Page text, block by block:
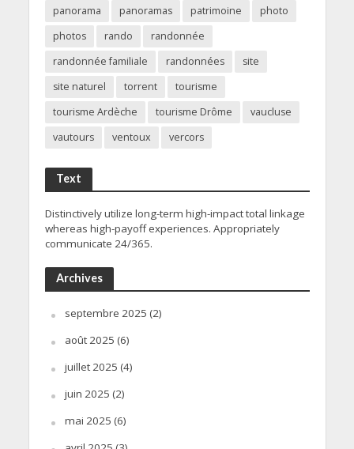
panorama
panoramas patrimoine
photo
photos
rando
randonnée
randonnée familiale
randonnées
site
site naturel
torrent
tourisme
tourisme Ardèche
tourisme Drôme
vaucluse
vautours
ventoux vercors
Text
Distinctively utilize long-term high-impact total linkage
whereas high-payoff experiences. Appropriately
communicate 24/365.
Archives
septembre 2025 (2)
août 2025 (6)
juillet 2025 (4)
juin 2025 (2)
mai 2025 (6)